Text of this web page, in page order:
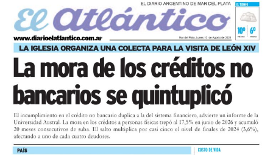
La obra contemplaba originalmente la intervención de
3.000 m² y posteriormente se incorporaron otros 600
m² mediante una ampliación contractual, de acuerdo
con la normativa vigente, permitiendo extender las
tareas de recuperación a sectores que requerían
atención.